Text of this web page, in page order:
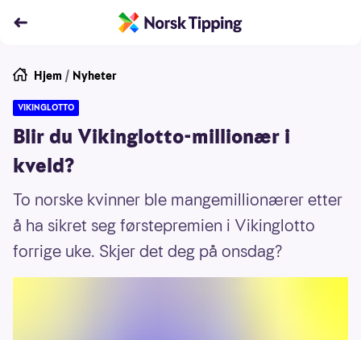
Hjem / Nyheter
VIKINGLOTTO
Blir du Vikinglotto-millionær i
kveld?
To norske kvinner ble mangemillionærer etter
å ha sikret seg førstepremien i Vikinglotto
forrige uke. Skjer det deg på onsdag?